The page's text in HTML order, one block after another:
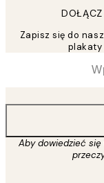
DOŁĄCZ
Zapisz się do
plakaty
Aby dowiedzieć